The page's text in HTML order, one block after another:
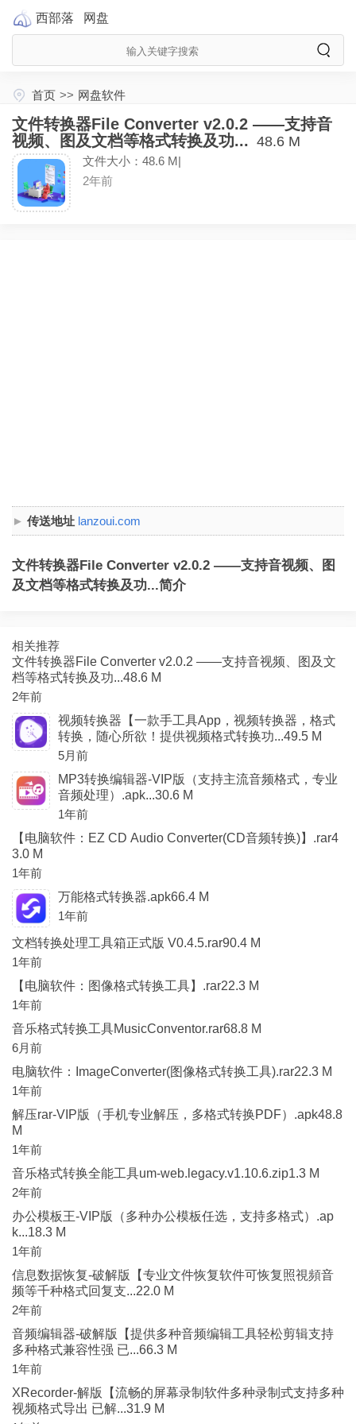
西部落 网盘
首页 >> 网盘软件
文件转换器File Converter v2.0.2 ——支持音
视频、图及文档等格式转换及功... 48.6 M
文件大小：48.6 M|
2年前
传送地址 lanzoui.com
文件转换器File Converter v2.0.2 ——支持音视频、图
及文档等格式转换及功...简介
相关推荐
文件转换器File Converter v2.0.2 ——支持音视频、图及文
档等格式转换及功...48.6 M
2年前
视频转换器【一款手工具App，视频转换器，格式
转换，随心所欲！提供视频格式转换功...49.5 M
5月前
MP3转换编辑器-VIP版（支持主流音频格式，专业
音频处理）.apk...30.6 M
1年前
【电脑软件：EZ CD Audio Converter(CD音频转换)】.rar4
3.0 M
1年前
万能格式转换器.apk66.4 M
1年前
文档转换处理工具箱正式版 V0.4.5.rar90.4 M
1年前
【电脑软件：图像格式转换工具】.rar22.3 M
1年前
音乐格式转换工具MusicConventor.rar68.8 M
6月前
电脑软件：ImageConverter(图像格式转换工具).rar22.3 M
1年前
解压rar-VIP版（手机专业解压，多格式转换PDF）.apk48.8
M
1年前
音乐格式转换全能工具um-web.legacy.v1.10.6.zip1.3 M
2年前
办公模板王-VIP版（多种办公模板任选，支持多格式）.ap
k...18.3 M
1年前
信息数据恢复-破解版【专业文件恢复软件可恢复照視頻音
频等千种格式回复支...22.0 M
2年前
音频编辑器-破解版【提供多种音频编辑工具轻松剪辑支持
多种格式兼容性强 已...66.3 M
1年前
XRecorder-解版【流畅的屏幕录制软件多种录制式支持多种
视频格式导出 已解...31.9 M